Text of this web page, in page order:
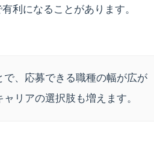
利になることがあります。
で、応募できる職種の幅が広が
リアの選択肢も増えます。